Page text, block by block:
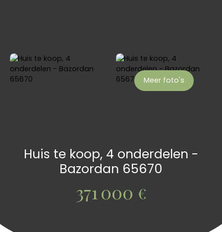
Meer foto's
Huis te koop, 4 onderdelen -
Bazordan 65670
371 000 €